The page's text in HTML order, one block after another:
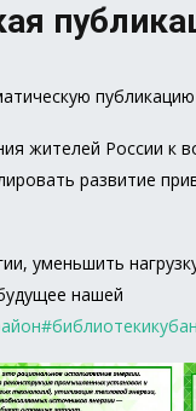
жителей России к
развитие
уменьшить
нашей